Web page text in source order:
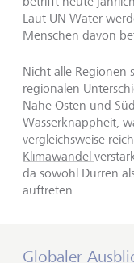
Laut UN Water
Menschen davon
Nicht alle Regionen
regionalen
Nahe Osten und
Wasserknappheit,
vergleichsweise
Klimawandel
da sowohl Dürren
auftreten.
Globaler